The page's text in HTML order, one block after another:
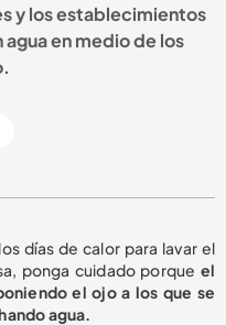
y los establecimientos
en medio de los
días de calor para lavar el
ponga cuidado porque el
el ojo a los que se
agua.